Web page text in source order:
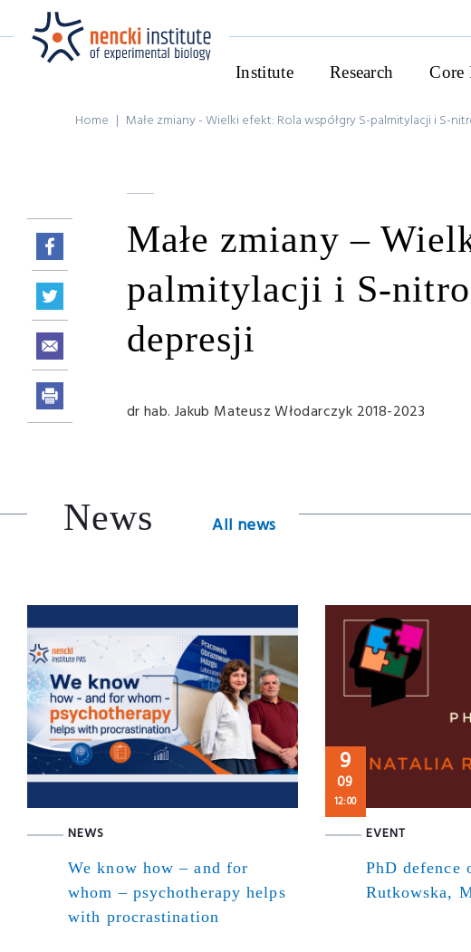
Institute Research Core
Home | Małe zmiany - Wielki efekt: Rola współgry S-palmitylacji i S-
Małe zmiany –
palmitylacji i S-
depresji
dr hab. Jakub Mateusz Włodarczyk 2018-2023
News All news
NEWS
We know how – and for
whom – psychotherapy helps
with procrastination
9
09
12:00
EVENT
PhD defence
Rutkowska,